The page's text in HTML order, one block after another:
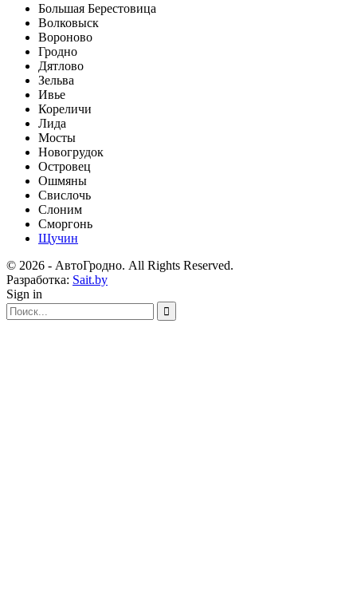
Большая Берестовица
Волковыск
Вороново
Гродно
Дятлово
Зельва
Ивье
Кореличи
Лида
Мосты
Новогрудок
Островец
Ошмяны
Свислочь
Слоним
Сморгонь
Щучин
© 2026 - АвтоГродно. All Rights Reserved.
Разработка: Sait.by
Sign in